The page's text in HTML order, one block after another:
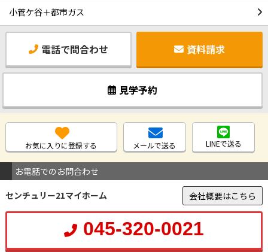
小菅ケ谷＋都市ガス
電話で問合わせ 資料請求
見学予約
お気に入りに登録する メールで送る LINEで送る
お電話でのお問合わせ
センチュリー21マイホーム
会社概要はこちら
045-320-0021